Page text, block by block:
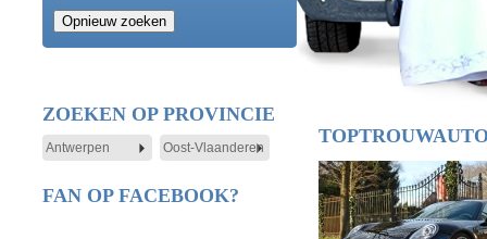
ZOEKEN OP PROVINCIE
Antwerpen Oost-Vlaanderen
FAN OP FACEBOOK?